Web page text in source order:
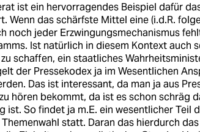
ist ein hervorragendes Beispiel dafür
Wenn das schärfste Mittel eine (i.d.R.
noch jeder Erzwingungsmechanismus
Ist natürlich in diesem Kontext auch
schaffen, ein staatliches
der Pressekodex ja im Wesentlichen
Das ist interessant, da man ja aus
hören bekommt, da ist es schon schräg
ist. So findet ja m.E. ein wesentlicher Teil
Themenwahl statt. Daran das hierdurch